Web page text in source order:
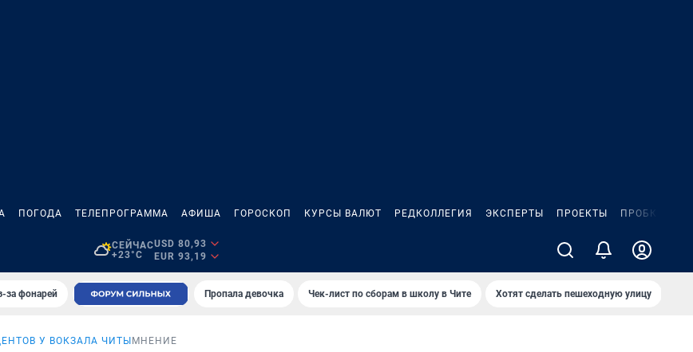
ПОГОДА ТЕЛЕПРОГРАММА АФИША ГОРОСКОП КУРСЫ ВАЛЮТ РЕДКОЛЛЕГИЯ ЭКСПЕРТЫ ПРОЕКТЫ ПРОБКИ
СЕЙЧАС
+23°C
USD 80,93
EUR 93,19
за фонарей Пропала девочка Чек-лист по сборам в школу в Чите Хотят сделать пешеходную улицу
У ВОКЗАЛА ЧИТЫ МНЕНИЕ